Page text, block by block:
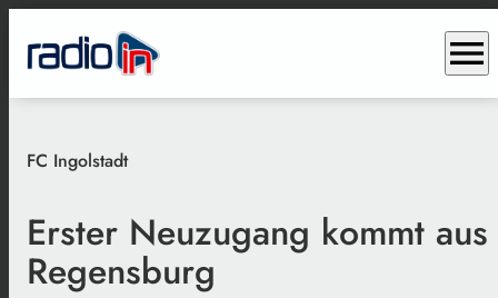
menu
FC Ingolstadt
Erster Neuzugang kommt aus
Regensburg